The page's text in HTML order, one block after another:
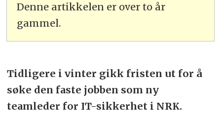
Denne artikkelen er over to år
gammel.
Tidligere i vinter gikk fristen ut for å
søke den faste jobben som ny
teamleder for IT-sikkerhet i NRK.